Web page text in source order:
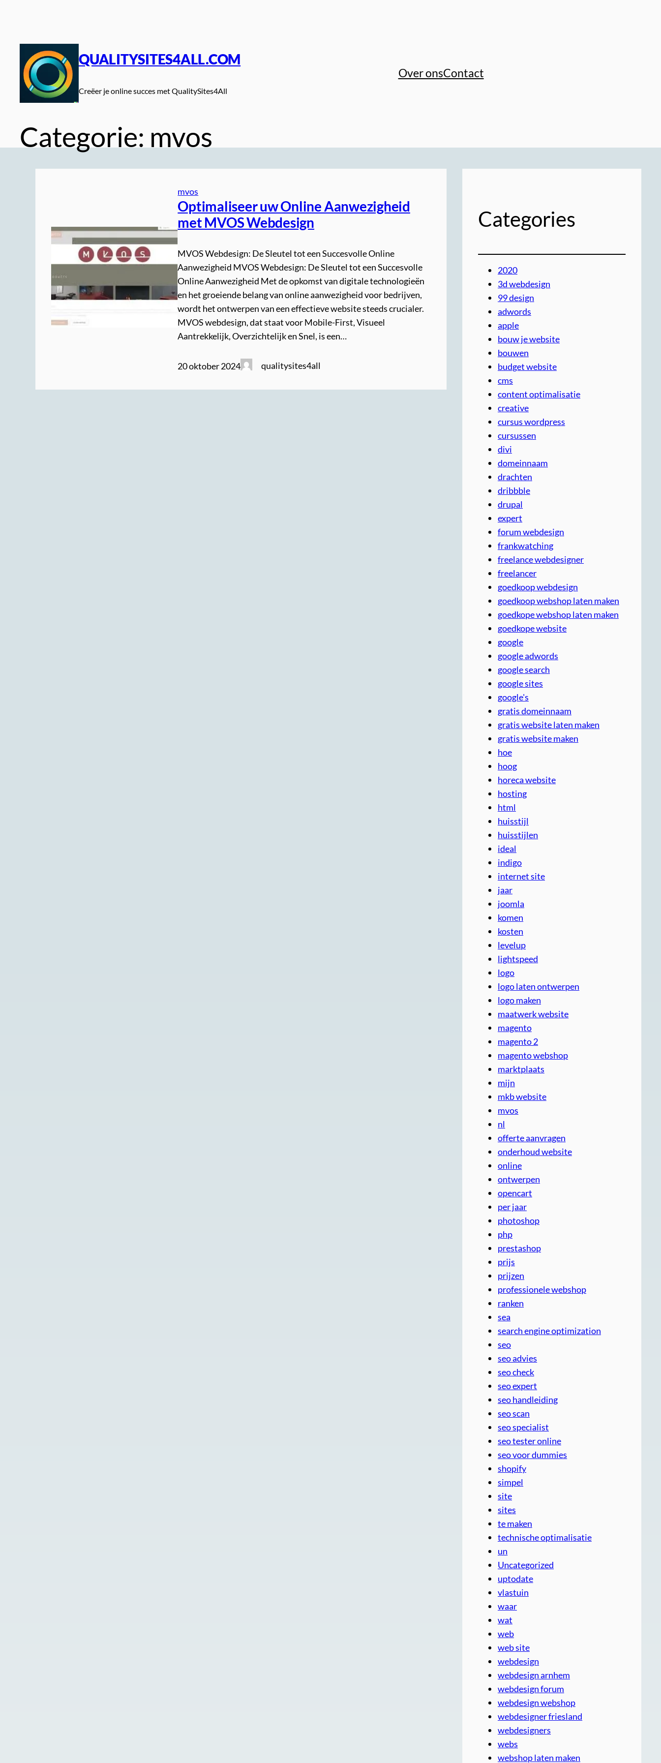
QUALITYSITES4ALL.COM
Creëer je online succes met QualitySites4All
Over onsContact
Categorie: mvos
mvos
Optimaliseer uw Online Aanwezigheid
met MVOS Webdesign
MVOS Webdesign: De Sleutel tot een Succesvolle Online
Aanwezigheid MVOS Webdesign: De Sleutel tot een Succesvolle
Online Aanwezigheid Met de opkomst van digitale technologieën
en het groeiende belang van online aanwezigheid voor bedrijven,
wordt het ontwerpen van een effectieve website steeds crucialer.
MVOS webdesign, dat staat voor Mobile-First, Visueel
Aantrekkelijk, Overzichtelijk en Snel, is een…
20 oktober 2024 qualitysites4all
Categories
2020
3d webdesign
99 design
adwords
apple
bouw je website
bouwen
budget website
cms
content optimalisatie
creative
cursus wordpress
cursussen
divi
domeinnaam
drachten
dribbble
drupal
expert
forum webdesign
frankwatching
freelance webdesigner
freelancer
goedkoop webdesign
goedkoop webshop laten maken
goedkope webshop laten maken
goedkope website
google
google adwords
google search
google sites
google's
gratis domeinnaam
gratis website laten maken
gratis website maken
hoe
hoog
horeca website
hosting
html
huisstijl
huisstijlen
ideal
indigo
internet site
jaar
joomla
komen
kosten
levelup
lightspeed
logo
logo laten ontwerpen
logo maken
maatwerk website
magento
magento 2
magento webshop
marktplaats
mijn
mkb website
mvos
nl
offerte aanvragen
onderhoud website
online
ontwerpen
opencart
per jaar
photoshop
php
prestashop
prijs
prijzen
professionele webshop
ranken
sea
search engine optimization
seo
seo advies
seo check
seo expert
seo handleiding
seo scan
seo specialist
seo tester online
seo voor dummies
shopify
simpel
site
sites
te maken
technische optimalisatie
un
Uncategorized
uptodate
vlastuin
waar
wat
web
web site
webdesign
webdesign arnhem
webdesign forum
webdesign webshop
webdesigner friesland
webdesigners
webs
webshop laten maken